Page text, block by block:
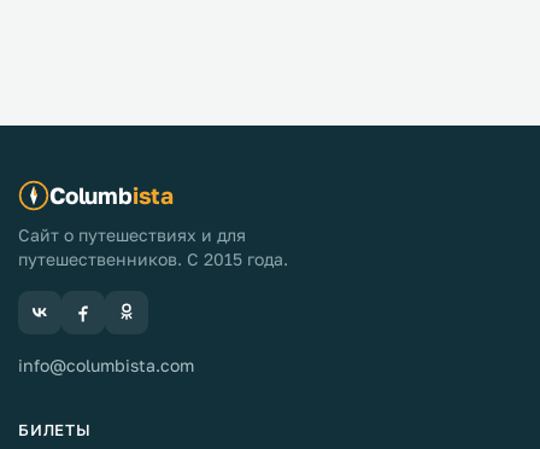
Columbista
Сайт о путешествиях и для
путешественников. С 2015 года.
info@columbista.com
БИЛЕТЫ